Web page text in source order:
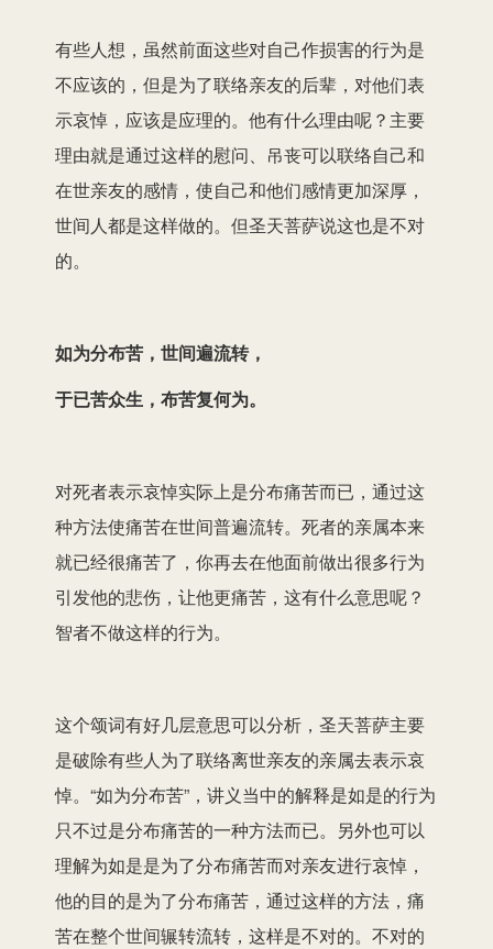
有些人想，虽然前面这些对自己作损害的行为是
不应该的，但是为了联络亲友的后辈，对他们表
示哀悼，应该是应理的。他有什么理由呢？主要
理由就是通过这样的慰问、吊丧可以联络自己和
在世亲友的感情，使自己和他们感情更加深厚，
世间人都是这样做的。但圣天菩萨说这也是不对
的。
如为分布苦，世间遍流转，
于已苦众生，布苦复何为。
对死者表示哀悼实际上是分布痛苦而已，通过这
种方法使痛苦在世间普遍流转。死者的亲属本来
就已经很痛苦了，你再去在他面前做出很多行为
引发他的悲伤，让他更痛苦，这有什么意思呢？
智者不做这样的行为。
这个颂词有好几层意思可以分析，圣天菩萨主要
是破除有些人为了联络离世亲友的亲属去表示哀
悼。“如为分布苦”，讲义当中的解释是如是的行为
只不过是分布痛苦的一种方法而已。另外也可以
理解为如是是为了分布痛苦而对亲友进行哀悼，
他的目的是为了分布痛苦，通过这样的方法，痛
苦在整个世间辗转流转，这样是不对的。不对的